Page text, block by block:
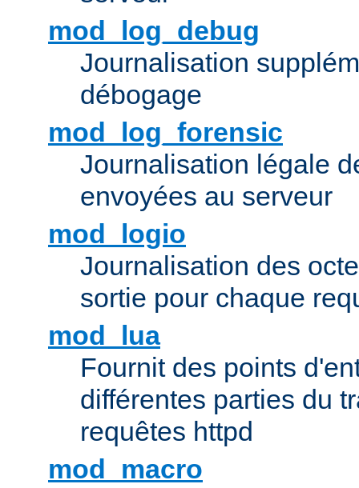
mod_log_debug
Journalisation
débogage
mod_log_forensic
Journalisation légale
envoyées au serveur
mod_logio
Journalisation des
sortie pour chaque
mod_lua
Fournit des points
différentes parties du
requêtes httpd
mod_macro